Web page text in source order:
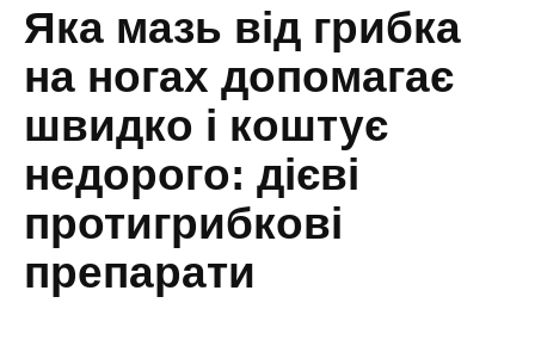
Яка мазь від грибка
на ногах допомагає
швидко і коштує
недорого: дієві
протигрибкові
препарати